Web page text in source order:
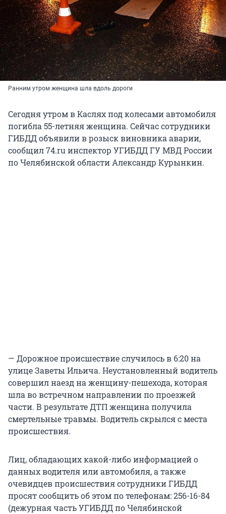
Ранним утром женщина шла вдоль дороги
Сегодня утром в Каслях под колесами автомобиля
погибла 55-летняя женщина. Сейчас сотрудники
ГИБДД объявили в розыск виновника аварии,
сообщил 74.ru инспектор УГИБДД ГУ МВД России
по Челябинской области Александр Курынкин.
— Дорожное происшествие случилось в 6:20 на
улице Заветы Ильича. Неустановленный водитель
совершил наезд на женщину-пешехода, которая
шла во встречном направлении по проезжей
части. В результате ДТП женщина получила
смертельные травмы. Водитель скрылся с места
происшествия.
Лиц, обладающих какой-либо информацией о
данных водителя или автомобиля, а также
очевидцев происшествия сотрудники ГИБДД
просят сообщить об этом по телефонам: 256-16-84
(дежурная часть УГИБДД по Челябинской